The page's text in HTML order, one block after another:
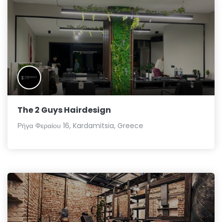
The 2 Guys Hairdesign
Ρήγα Φεραίου 16, Kardamitsia, Greece